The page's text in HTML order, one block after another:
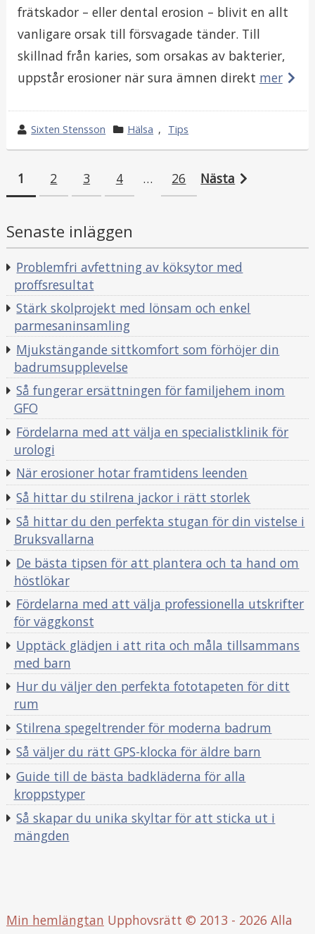
frätskador – eller dental erosion – blivit en allt
vanligare orsak till försvagade tänder. Till
skillnad från karies, som orsakas av bakterier,
uppstår erosioner när sura ämnen direkt mer
w
r
e
y
Sixten Stensson
k
a
e
g
r
i
i
Hälsa , Tips
Inläggsnavigering
1 2 3 4 … 26 Nästa
Senaste inläggen
Problemfri avfettning av köksytor med
proffsresultat
Stärk skolprojekt med lönsam och enkel
parmesaninsamling
Mjukstängande sittkomfort som förhöjer din
badrumsupplevelse
Så fungerar ersättningen för familjehem inom
GFO
Fördelarna med att välja en specialistklinik för
urologi
När erosioner hotar framtidens leenden
Så hittar du stilrena jackor i rätt storlek
Så hittar du den perfekta stugan för din vistelse i
Bruksvallarna
De bästa tipsen för att plantera och ta hand om
höstlökar
Fördelarna med att välja professionella utskrifter
för väggkonst
Upptäck glädjen i att rita och måla tillsammans
med barn
Hur du väljer den perfekta fototapeten för ditt
rum
Stilrena spegeltrender för moderna badrum
Så väljer du rätt GPS-klocka för äldre barn
Guide till de bästa badkläderna för alla
kroppstyper
Så skapar du unika skyltar för att sticka ut i
mängden
Min hemlängtan Upphovsrätt © 2013 - 2026 Alla